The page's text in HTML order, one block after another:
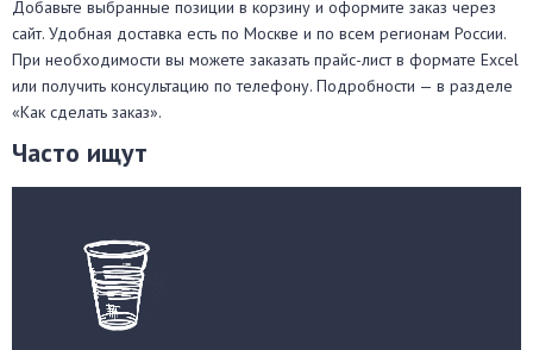
Добавьте выбранные позиции в корзину и оформите заказ через
сайт. Удобная доставка есть по Москве и по всем регионам России.
При необходимости вы можете заказать прайс-лист в формате Excel
или получить консультацию по телефону. Подробности — в разделе
«Как сделать заказ».
Часто ищут